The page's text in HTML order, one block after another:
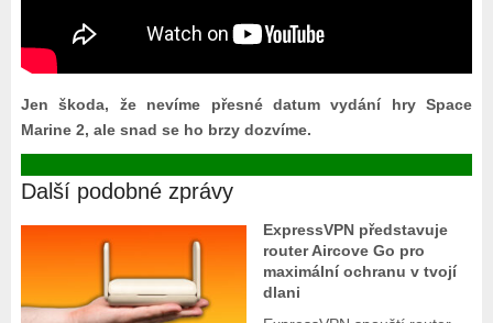
Jen škoda, že nevíme přesné datum vydání hry Space
Marine 2, ale snad se ho brzy dozvíme.
Další podobné zprávy
ExpressVPN představuje
router Aircove Go pro
maximální ochranu v tvojí
dlani